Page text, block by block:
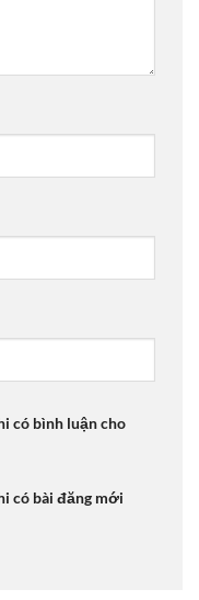
có bình luận cho
có bài đăng mới